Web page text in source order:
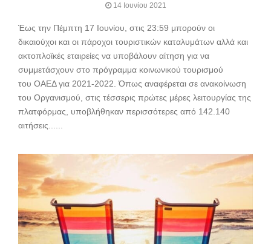
14 Ιουνίου 2021
Έως την Πέμπτη 17 Ιουνίου, στις 23:59 μπορούν οι
δικαιούχοι και οι πάροχοι τουριστικών καταλυμάτων αλλά και
ακτοπλοϊκές εταιρείες να υποβάλουν αίτηση για να
συμμετάσχουν στο πρόγραμμα κοινωνικού τουρισμού
του ΟΑΕΔ για 2021-2022. Όπως αναφέρεται σε ανακοίνωση
του Οργανισμού, στις τέσσερις πρώτες μέρες λειτουργίας της
πλατφόρμας, υποβλήθηκαν περισσότερες από 142.140
αιτήσεις......